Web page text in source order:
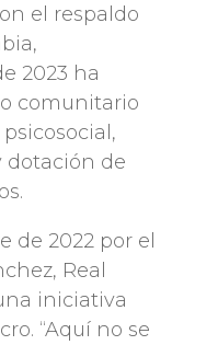
el respaldo
2023 ha
comunitario
dotación de
de 2022 por el
Real
iniciativa
“Aquí no se